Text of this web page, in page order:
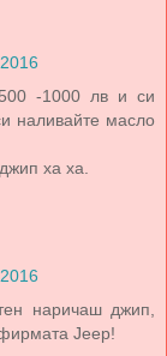
-1000 лв и си
наливайте масло
ха ха.
наричаш джип,
Jeep!